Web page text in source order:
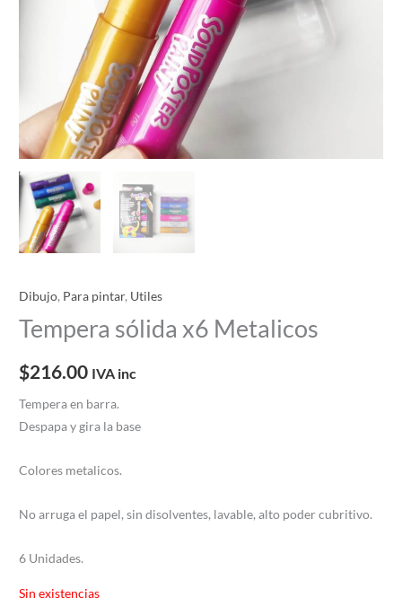
Dibujo, Para pintar, Utiles
Tempera sólida x6 Metalicos
$216.00 IVA inc
Tempera en barra.
Despapa y gira la base
Colores metalicos.
No arruga el papel, sin disolventes, lavable, alto poder cubritivo.
6 Unidades.
Sin existencias